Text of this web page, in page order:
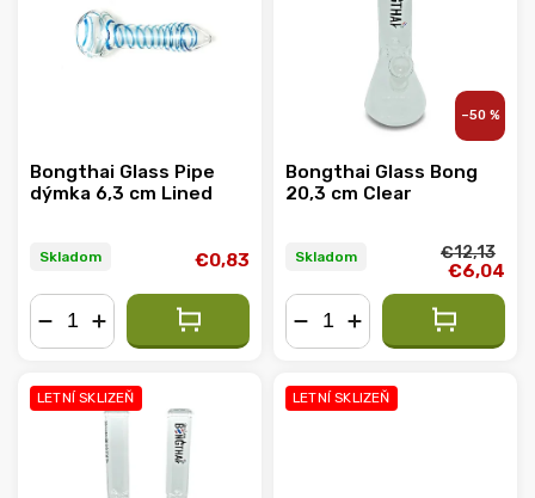
Abecedne
Bongthai Glass Pipe
dýmka 6,3 cm Lined
Skladom €0,83
–50 %
Bongthai Glass Bong
20,3 cm Clear
Skladom €12,13
€6,04
LETNÍ SKLIZEŇ LETNÍ SKLIZEŇ